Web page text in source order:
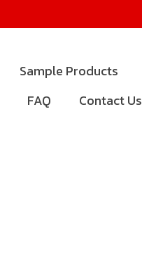
Sample Products
FAQ Contact Us